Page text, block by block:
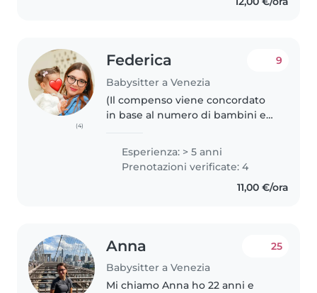
(4)
Federica
Babysitter a Venezia
9
(Il compenso viene concordato
in base al numero di bambini e
babysitter con 6 anni di
esperienza nel prendermi cura..
Esperienza: > 5 anni
Prenotazioni verificate: 4
11,00 €/ora
Anna
Babysitter a Venezia
25
Mi chiamo Anna ho 22 anni e